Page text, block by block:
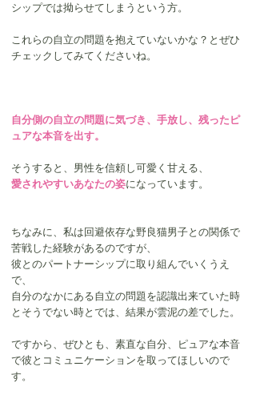
シップでは拗らせてしまうという方。
これらの自立の問題を抱えていないかな？とぜひ
チェックしてみてくださいね。
自分側の自立の問題に気づき、手放し、残ったピ
ュアな本音を出す。
そうすると、男性を信頼し可愛く甘える、
愛されやすいあなたの姿になっています。
ちなみに、私は回避依存な野良猫男子との関係で
苦戦した経験があるのですが、
彼とのパートナーシップに取り組んでいくうえ
で、
自分のなかにある自立の問題を認識出来ていた時
とそうでない時とでは、結果が雲泥の差でした。
ですから、ぜひとも、素直な自分、ピュアな本音
で彼とコミュニケーションを取ってほしいので
す。